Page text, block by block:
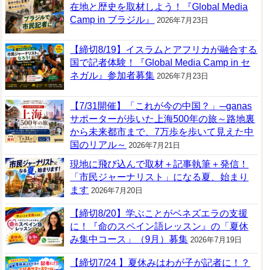
在地と歴史を取材しよう！『Global Media
Camp in ブラジル』
2026年7月23日
【締切8/19】イスラムとアフリカが融合する
国で記者体験！『Global Media Camp in セ
ネガル』参加者募集 2026年7月23日
【7/31開催】「これが今の中国？」─ganas
サポーターが歩いた上海500年の旅～路地裏
から未来都市まで、7万歩を歩いて見えた中
国のリアル～ 2026年7月21日
現地に飛び込んで取材＋記事執筆＋発信！
「市民ジャーナリスト」になる夏、始まり
ます 2026年7月20日
【締切8/20】学ぶことがベネズエラの支援
に！『命のスペイン語レッスン』の「夏休
み集中コース」（9月）募集 2026年7月19日
【締切7/24 】夏休みはわが子が記者に！？